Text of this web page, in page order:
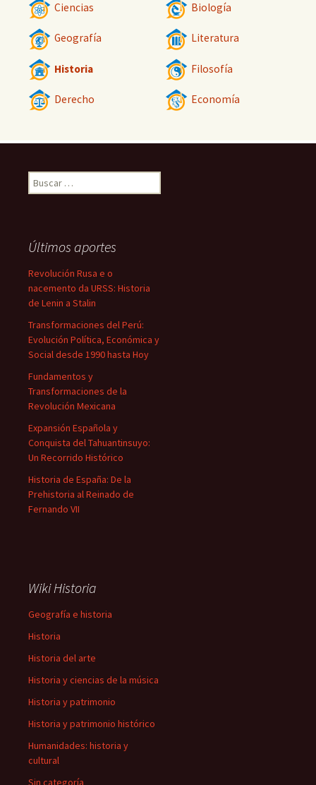
Ciencias Biología
Geografía Literatura
Historia Filosofía
Derecho Economía
Buscar:
Últimos aportes
Revolución Rusa e o
nacemento da URSS: Historia
de Lenin a Stalin
Transformaciones del Perú:
Evolución Política, Económica y
Social desde 1990 hasta Hoy
Fundamentos y
Transformaciones de la
Revolución Mexicana
Expansión Española y
Conquista del Tahuantinsuyo:
Un Recorrido Histórico
Historia de España: De la
Prehistoria al Reinado de
Fernando VII
Wiki Historia
Geografía e historia
Historia
Historia del arte
Historia y ciencias de la música
Historia y patrimonio
Historia y patrimonio histórico
Humanidades: historia y
cultural
Sin categoría